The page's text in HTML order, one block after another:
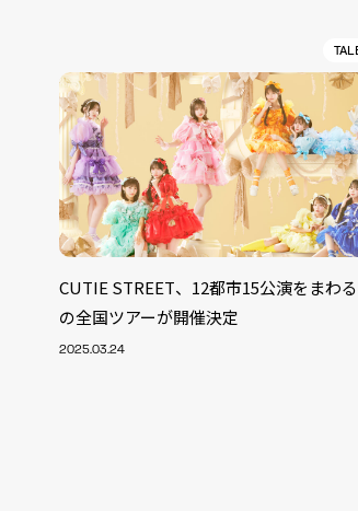
CUTIE STREET、12都市15公演をまわ
の全国ツアーが開催決定
2025.03.24